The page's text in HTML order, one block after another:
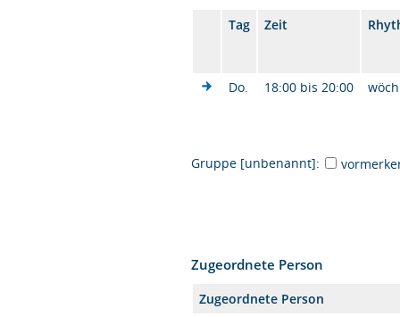
Tag Zeit
Do. 18:00 bis 20:00
Gruppe [unbenannt]:
Zugeordnete Person
Zugeordnete Person